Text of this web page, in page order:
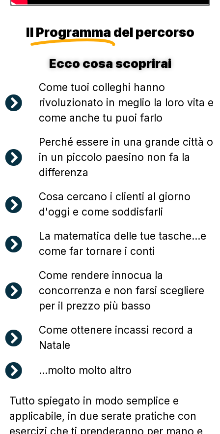
Il Programma del percorso
Ecco cosa scoprirai
Come tuoi colleghi hanno
rivoluzionato in meglio la loro vita e
come anche tu puoi farlo
Perché essere in una grande città o
in un piccolo paesino non fa la
differenza
Cosa cercano i clienti al giorno
d'oggi e come soddisfarli
La matematica delle tue tasche...e
come far tornare i conti
Come rendere innocua la
concorrenza e non farsi scegliere
per il prezzo più basso
Come ottenere incassi record a
Natale
...molto molto altro
Tutto spiegato in modo semplice e
applicabile, in due serate pratiche con
esercizi che ti prenderanno per mano e